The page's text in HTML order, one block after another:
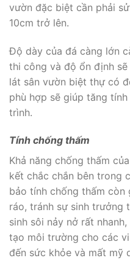
vườn đặc biệt cần phải
10cm trở lên.
Độ dày của đá càng lớn
thi công và độ ổn định
lát sân vườn biệt thự có
phù hợp sẽ giúp tăng
trình.
Tính chống thấm
Khả năng chống thấm
kết chắc chắn bên trong
bảo tính chống thấm còn
ráo, tránh sự sinh trưởng
sinh sôi nảy nở rất
tạo môi trường cho các
đến sức khỏe và mất mỹ